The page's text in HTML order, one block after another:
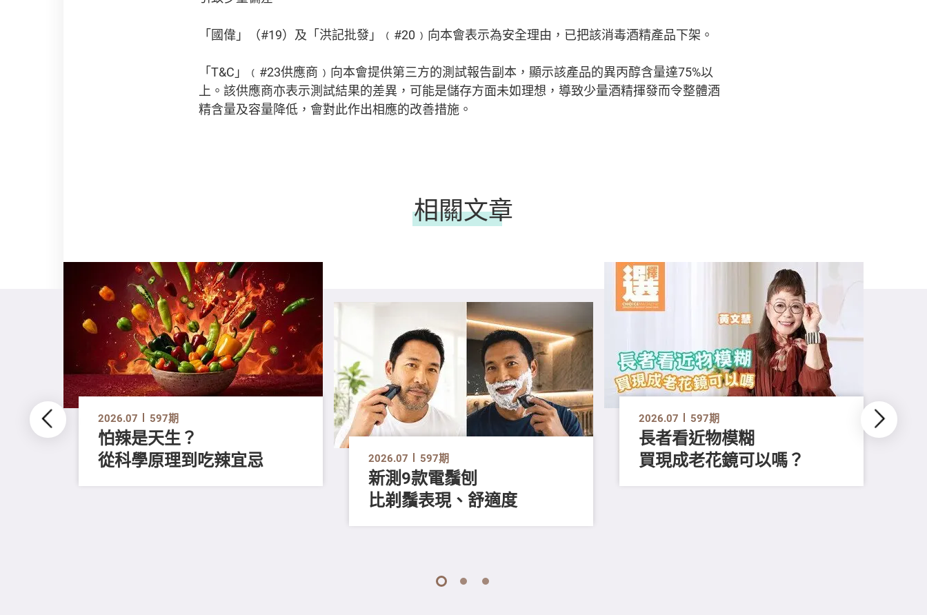
「國偉」（#19）及「洪記批發」﹙#20﹚向本會表示為安全理由，已把該消毒酒精產品下架。
「T&C」﹙#23供應商﹚向本會提供第三方的測試報告副本，顯示該產品的異丙醇含量達75%以
上。該供應商亦表示測試結果的差異，可能是儲存方面未如理想，導致少量酒精揮發而令整體酒
精含量及容量降低，會對此作出相應的改善措施。
相關文章
2026.07 597期
怕辣是天生？
從科學原理到吃辣宜忌
2026.07 597期
新測9款電鬚刨
比剃鬚表現、舒適度
2026.07 597期
長者看近物模糊
買現成老花鏡可以嗎？
1 2 3